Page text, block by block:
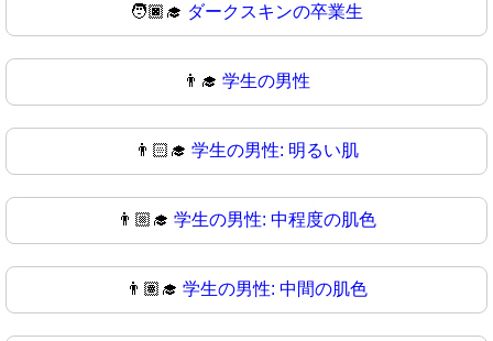
🧑🏿‍🎓 ダークスキンの卒業生
👨‍🎓 学生の男性
👨🏻‍🎓 学生の男性: 明るい肌
👨🏼‍🎓 学生の男性: 中程度の肌色
👨🏽‍🎓 学生の男性: 中間の肌色